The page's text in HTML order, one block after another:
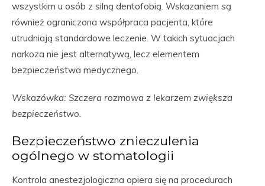
wszystkim u osób z silną dentofobią. Wskazaniem są
również ograniczona współpraca pacjenta, które
utrudniają standardowe leczenie. W takich sytuacjach
narkoza nie jest alternatywą, lecz elementem
bezpieczeństwa medycznego.
Wskazówka: Szczera rozmowa z lekarzem zwiększa
bezpieczeństwo.
Bezpieczeństwo znieczulenia
ogólnego w stomatologii
Kontrola anestezjologiczna opiera się na procedurach